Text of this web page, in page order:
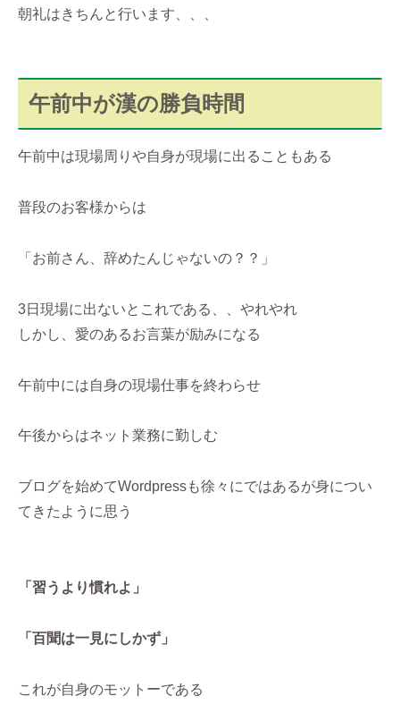
朝礼はきちんと行います、、、
午前中が漢の勝負時間
午前中は現場周りや自身が現場に出ることもある
普段のお客様からは
「お前さん、辞めたんじゃないの？？」
3日現場に出ないとこれである、、やれやれ
しかし、愛のあるお言葉が励みになる
午前中には自身の現場仕事を終わらせ
午後からはネット業務に勤しむ
ブログを始めてWordpressも徐々にではあるが身につい
てきたように思う
「習うより慣れよ」
「百聞は一見にしかず」
これが自身のモットーである